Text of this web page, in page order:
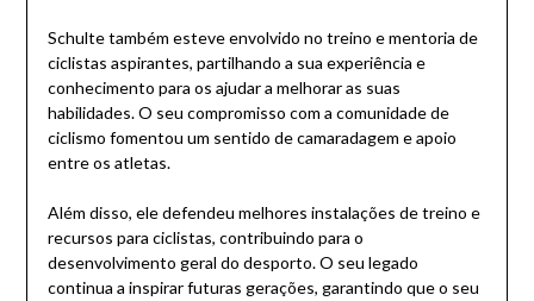
Schulte também esteve envolvido no treino e mentoria de
ciclistas aspirantes, partilhando a sua experiência e
conhecimento para os ajudar a melhorar as suas
habilidades. O seu compromisso com a comunidade de
ciclismo fomentou um sentido de camaradagem e apoio
entre os atletas.
Além disso, ele defendeu melhores instalações de treino e
recursos para ciclistas, contribuindo para o
desenvolvimento geral do desporto. O seu legado
continua a inspirar futuras gerações, garantindo que o seu